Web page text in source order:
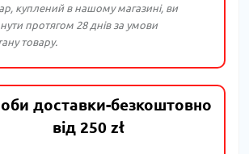
куплений в нашому магазині, ви
протягом 28 днів за умови
товару.
доставки-безкоштовно
від 250 zł